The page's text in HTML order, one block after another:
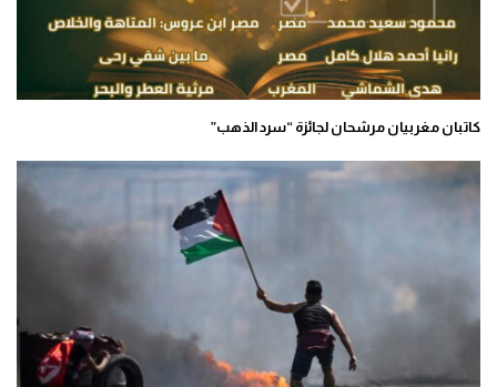
كاتبان مغربيان مرشحان لجائزة “سرد الذهب”